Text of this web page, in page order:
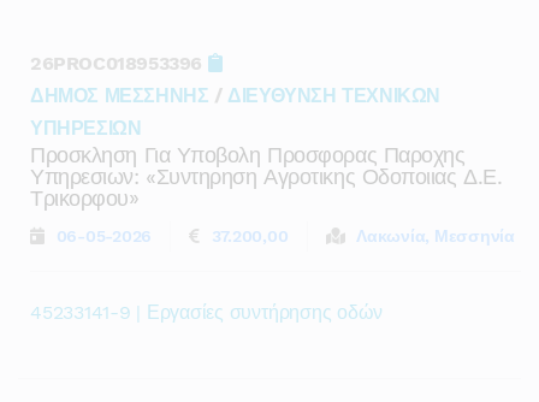
26PROC018953396
ΔΗΜΟΣ ΜΕΣΣΗΝΗΣ / ΔΙΕΥΘΥΝΣΗ ΤΕΧΝΙΚΩΝ
ΥΠΗΡΕΣΙΩΝ
Προσκληση Για Υποβολη Προσφορας Παροχης
Υπηρεσιων: «συντηρηση Αγροτικης Οδοποιιας Δ.ε.
Τρικορφου»
06-05-2026 37.200,00 Λακωνία, Μεσσηνία
45233141-9 | Εργασίες συντήρησης οδών